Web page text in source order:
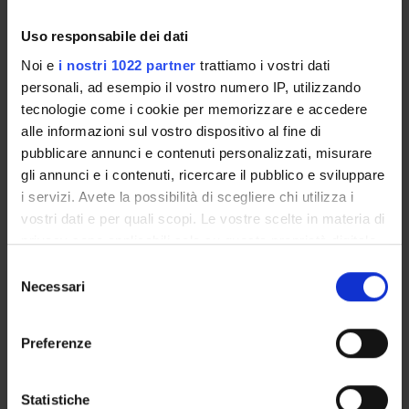
Uso responsabile dei dati
Noi e i nostri 1022 partner trattiamo i vostri dati
personali, ad esempio il vostro numero IP, utilizzando
tecnologie come i cookie per memorizzare e accedere
alle informazioni sul vostro dispositivo al fine di
pubblicare annunci e contenuti personalizzati, misurare
gli annunci e i contenuti, ricercare il pubblico e sviluppare
i servizi. Avete la possibilità di scegliere chi utilizza i
vostri dati e per quali scopi. Le vostre scelte in materia di
privacy sono applicabili solo su questa proprietà digitale
modificare o revocare il proprio consenso in qualsiasi
momento dalla Dichiarazione sui cookie o facendo clic
raccogliere informazioni sulla tua posizione
Necessari
Preferenze
Statistiche
per l'inclusione [Gruppo 3]
Credits
1
Period
Lab 1B
Academic staff
Lara Zancanella
Lessons timetable
Laboratorio di Didattica speciale
Credits